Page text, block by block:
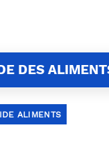
DES
ALIMENTS